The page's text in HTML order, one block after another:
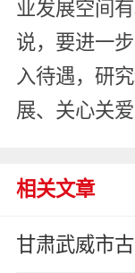
业发展空间
说，要进一
入待遇，研
展、关心关
相关文章
甘肃武威市